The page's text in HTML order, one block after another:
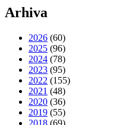
Arhiva
2026 (60)
2025 (96)
2024 (78)
2023 (95)
2022 (155)
2021 (48)
2020 (36)
2019 (55)